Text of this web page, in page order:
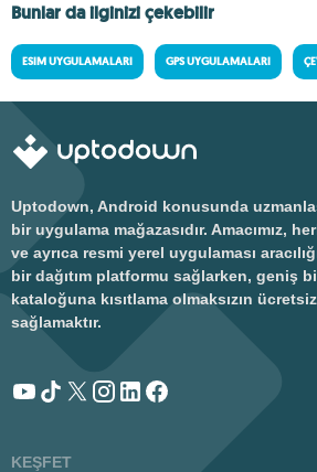
Bunlar da ilginizi çekebilir
ESIM UYGULAMALARI GPS UYGULAMALARI
Uptodown, Android konusunda
bir uygulama mağazasıdır. Amacımız,
ve ayrıca resmi yerel uygulaması
bir dağıtım platformu sağlarken, geniş
kataloğuna kısıtlama olmaksızın
sağlamaktır.
KEŞFET